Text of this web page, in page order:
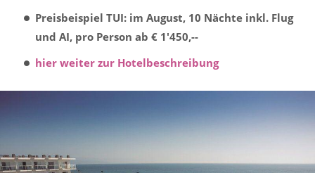
Preisbeispiel TUI: im August, 10 Nächte inkl. Flug
und AI, pro Person ab € 1'450,--
hier weiter zur Hotelbeschreibung